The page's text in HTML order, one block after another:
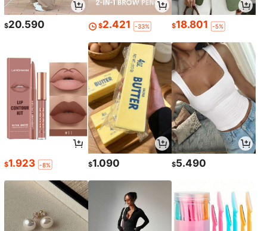
$20.590 $2.421 -33% $18.801 -5%
$1.923 -8% $1.090 $5.490